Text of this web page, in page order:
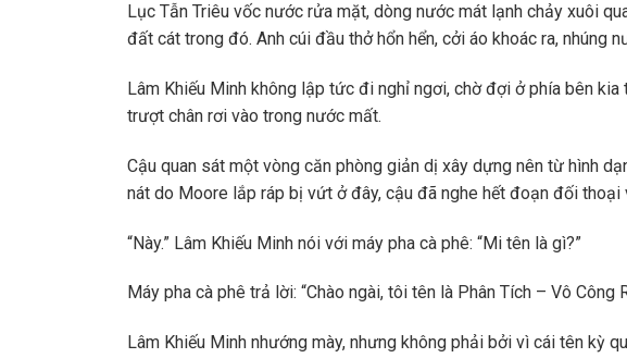
Lục Tẫn Triêu vốc nước rửa mặt, dòng nước mát lạnh chảy xuôi
đất cát trong đó. Anh cúi đầu thở hổn hển, cởi áo khoác ra, nhúng
Lâm Khiếu Minh không lập tức đi nghỉ ngơi, chờ đợi ở phía bên
trượt chân rơi vào trong nước mất.
Cậu quan sát một vòng căn phòng giản dị xây dựng nên từ hình
nát do Moore lắp ráp bị vứt ở đây, cậu đã nghe hết đoạn đối thoại
“Này.” Lâm Khiếu Minh nói với máy pha cà phê: “Mi tên là gì?”
Máy pha cà phê trả lời: “Chào ngài, tôi tên là Phân Tích – Vô Công
Lâm Khiếu Minh nhướng mày, nhưng không phải bởi vì cái tên kỳ